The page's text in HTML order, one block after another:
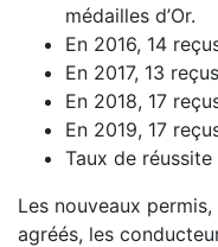
médailles d’Or.
En 2016, 14
En 2017, 13
En 2018, 17
En 2019, 17
Taux de réussite
Les nouveaux
agréés, les